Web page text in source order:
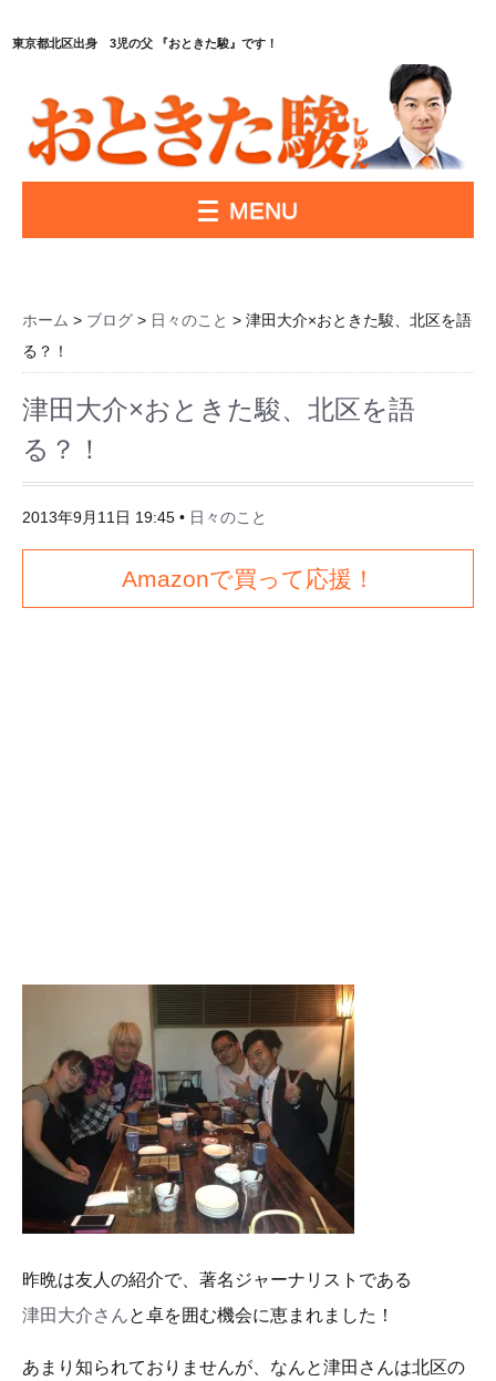
東京都北区出身 3児の父 『おときた駿』です！
MENU
ホーム > ブログ > 日々のこと > 津田大介×おときた駿、北区を語
る？！
津田大介×おときた駿、北区を語
る？！
2013年9月11日 19:45 • 日々のこと
Amazonで買って応援！
昨晩は友人の紹介で、著名ジャーナリストである
津田大介さんと卓を囲む機会に恵まれました！
あまり知られておりませんが、なんと津田さんは北区の